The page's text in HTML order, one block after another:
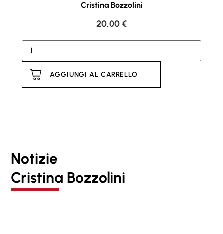
Cristina Bozzolini
20,00€
AGGIUNGI AL CARRELLO
Notizie
Cristina Bozzolini